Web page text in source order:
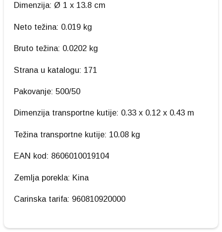
Dimenzija: Ø 1 x 13.8 cm
Neto težina: 0.019 kg
Bruto težina: 0.0202 kg
Strana u katalogu: 171
Pakovanje: 500/50
Dimenzija transportne kutije: 0.33 x 0.12 x 0.43 m
Težina transportne kutije: 10.08 kg
EAN kod: 8606010019104
Zemlja porekla: Kina
Carinska tarifa: 960810920000